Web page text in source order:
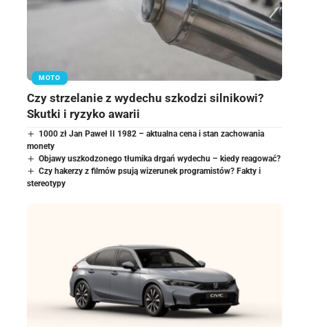
MOTO
Czy strzelanie z wydechu szkodzi silnikowi?
Skutki i ryzyko awarii
1000 zł Jan Paweł II 1982 – aktualna cena i stan zachowania
monety
Objawy uszkodzonego tłumika drgań wydechu – kiedy reagować?
Czy hakerzy z filmów psują wizerunek programistów? Fakty i
stereotypy